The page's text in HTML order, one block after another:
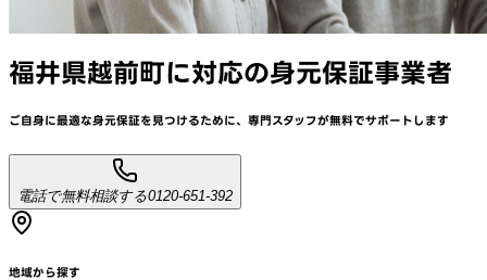
福井県越前町に対応の身元保証事業者
ご自身に最適な身元保証を見つけるために、 専門スタッフが無料でサポートします
電話で無料相談する0120-651-392
地域から探す